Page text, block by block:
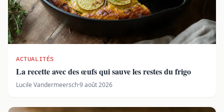
ACTUALITÉS
La recette avec des œufs qui sauve les restes du frigo
Lucile Vandermeersch·9 août 2026